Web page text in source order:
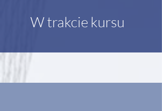
W trakcie kursu